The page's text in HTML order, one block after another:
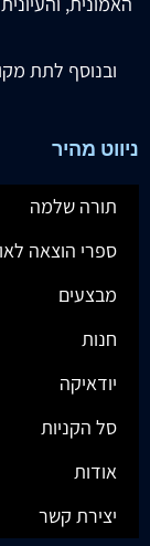
ובנוסף לתת
ניווט מהיר
תורה שלמה
ספרי הוצאה
מבצעים
חנות
יודאיקה
סל הקניות
אודות
יצירת קשר